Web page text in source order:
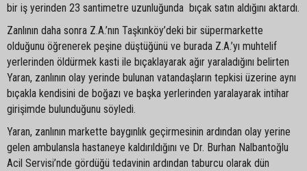
bir iş yerinden 23 santimetre uzunluğunda bıçak satın aldığını aktardı.
Zanlının daha sonra Z.A.’nın Taşkınköy’deki bir süpermarkette
olduğunu öğrenerek peşine düştüğünü ve burada Z.A.’yı muhtelif
yerlerinden öldürmek kasti ile bıçaklayarak ağır yaraladığını belirten
Yaran, zanlının olay yerinde bulunan vatandaşların tepkisi üzerine aynı
bıçakla kendisini de boğazı ve başka yerlerinden yaralayarak intihar
girişimde bulunduğunu söyledi.
Yaran, zanlının markette baygınlık geçirmesinin ardından olay yerine
gelen ambulansla hastaneye kaldırıldığını ve Dr. Burhan Nalbantoğlu
Acil Servisi’nde gördüğü tedavinin ardından taburcu olarak dün